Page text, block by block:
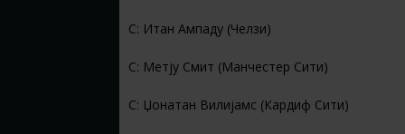
С: Итан Ампаду (Челзи)
С: Метју Смит (Манчестер Сити)
С: Џонатан Вилијамс (Кардиф Сити)